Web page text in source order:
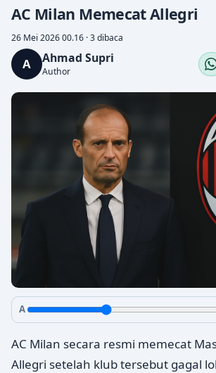
AC Milan Memecat Allegri
26 Mei 2026 00.16 · 3 dibaca
A Ahmad Supri
Author
A
AC Milan secara resmi memecat
Allegri setelah klub tersebut gagal